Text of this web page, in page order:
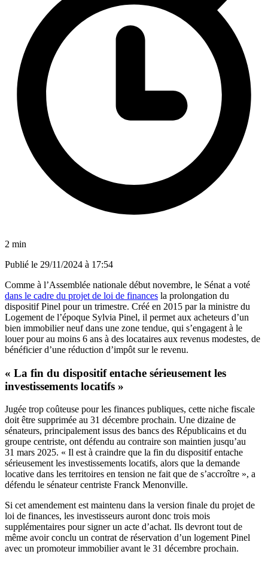
2 min
Publié le 29/11/2024 à 17:54
Comme à l’Assemblée nationale début novembre, le Sénat a voté
dans le cadre du projet de loi de finances la prolongation du
dispositif Pinel pour un trimestre. Créé en 2015 par la ministre du
Logement de l’époque Sylvia Pinel, il permet aux acheteurs d’un
bien immobilier neuf dans une zone tendue, qui s’engagent à le
louer pour au moins 6 ans à des locataires aux revenus modestes, de
bénéficier d’une réduction d’impôt sur le revenu.
« La fin du dispositif entache sérieusement les
investissements locatifs »
Jugée trop coûteuse pour les finances publiques, cette niche fiscale
doit être supprimée au 31 décembre prochain. Une dizaine de
sénateurs, principalement issus des bancs des Républicains et du
groupe centriste, ont défendu au contraire son maintien jusqu’au
31 mars 2025. « Il est à craindre que la fin du dispositif entache
sérieusement les investissements locatifs, alors que la demande
locative dans les territoires en tension ne fait que de s’accroître », a
défendu le sénateur centriste Franck Menonville.
Si cet amendement est maintenu dans la version finale du projet de
loi de finances, les investisseurs auront donc trois mois
supplémentaires pour signer un acte d’achat. Ils devront tout de
même avoir conclu un contrat de réservation d’un logement Pinel
avec un promoteur immobilier avant le 31 décembre prochain.